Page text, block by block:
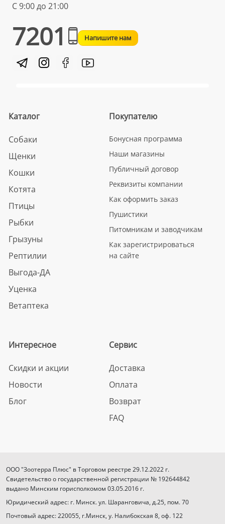
С 9:00 до 21:00
7201 Напишите нам
Каталог
Собаки
Щенки
Кошки
Котята
Птицы
Рыбки
Грызуны
Рептилии
Выгода-ДА
Уценка
Ветаптека
Покупателю
Бонусная программа
Наши магазины
Публичный договор
Реквизиты компании
Как оформить заказ
Пушистики
Питомникам и заводчикам
Как зарегистрироваться
на сайте
Интересное
Скидки и акции
Новости
Блог
Сервис
Доставка
Оплата
Возврат
FAQ
ООО "Зоотерра Плюс" в Торговом реестре 29.12.2022 г.
Свидетельство о государственной регистрации № 192644842
выдано Минским горисполкомом 03.05.2016 г.
Юридический адрес: г. Минск. ул. Шаранговича, д.25, пом. 70
Почтовый адрес: 220055, г.Минск, у. Налибокская 8, оф. 122